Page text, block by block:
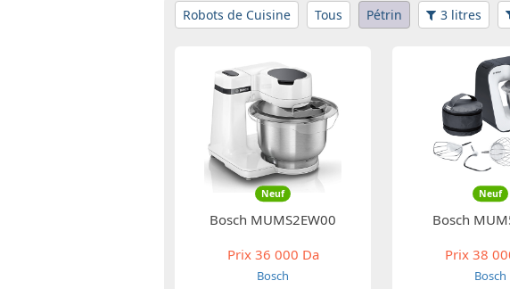
Robots de Cuisine Tous Pétrin 3 litres
Neuf
Bosch MUMS2EW00
Prix36 000 Da
Bosch
Neuf
Bosch
Prix38
Bosch